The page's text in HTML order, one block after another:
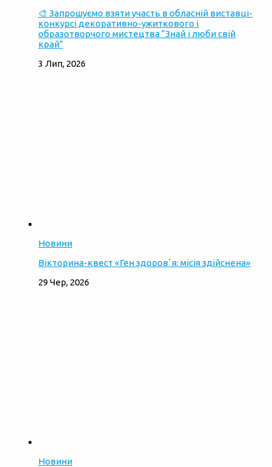
🎨 Запрошуємо взяти участь в обласній виставці-
конкурсі декоративно-ужиткового і
образотворчого мистецтва “Знай і люби свій
край”
3 Лип, 2026
Новини
Вікторина-квест «Ген здоровʼя: місія здійснена»
29 Чер, 2026
Новини